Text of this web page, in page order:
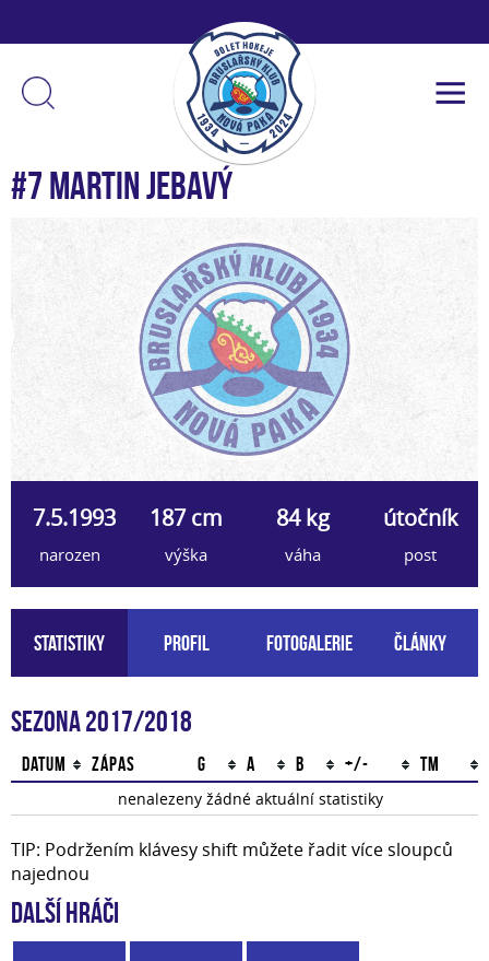
#7 Martin Jebavý
7.5.1993
narozen
187 cm
výška
84 kg
váha
útočník
post
Statistiky Profil Fotogalerie Články
Sezona 2017/2018
Datum Zápas G A B +/- TM
nenalezeny žádné aktuální statistiky
TIP: Podržením klávesy shift můžete řadit více sloupců
najednou
Další hráči